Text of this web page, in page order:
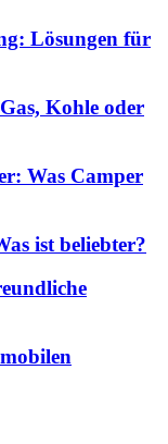
Lösungen für
Kohle oder
Was Camper
ist beliebter?